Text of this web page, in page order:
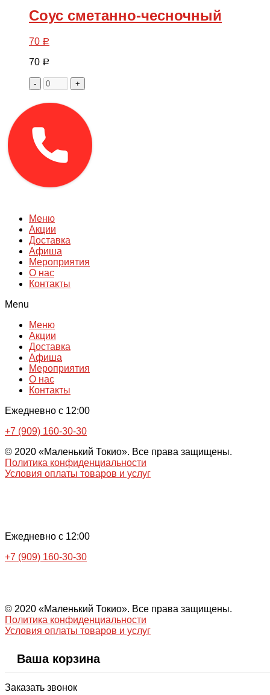
Соус сметанно-чесночный
70 Р
70 Р
- +
Меню
Акции
Доставка
Афиша
Мероприятия
О нас
Контакты
Menu
Меню
Акции
Доставка
Афиша
Мероприятия
О нас
Контакты
Ежедневно с 12:00
+7 (909) 160-30-30
© 2020 «Маленький Токио». Все права защищены.
Политика конфиденциальности
Условия оплаты товаров и услуг
Ежедневно с 12:00
+7 (909) 160-30-30
© 2020 «Маленький Токио». Все права защищены.
Политика конфиденциальности
Условия оплаты товаров и услуг
Ваша корзина
Заказать звонок